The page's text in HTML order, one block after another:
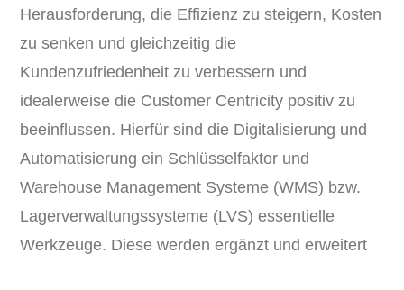
Herausforderung, die Effizienz zu steigern, Kosten
zu senken und gleichzeitig die
Kundenzufriedenheit zu verbessern und
idealerweise die Customer Centricity positiv zu
beeinflussen. Hierfür sind die Digitalisierung und
Automatisierung ein Schlüsselfaktor und
Warehouse Management Systeme (WMS) bzw.
Lagerverwaltungssysteme (LVS) essentielle
Werkzeuge. Diese werden ergänzt und erweitert